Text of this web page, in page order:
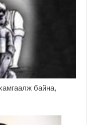
байна,